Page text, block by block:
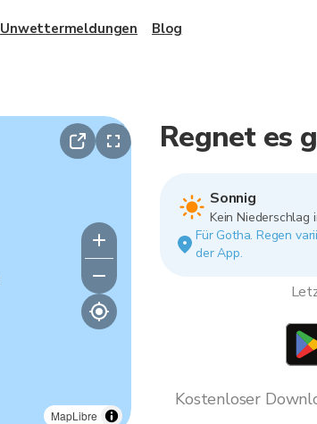
MapLibre
Regnet es
Sonnig
Kein Niederschlag
Für Gotha. Regen
der App.
Kostenloser
Unwettermeldungen Blog